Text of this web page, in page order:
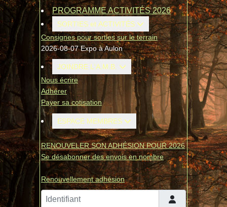
PROGRAMME ACTIVITÉS 2026
SORTIES et ACTIVITÉS
Consignes pour sorties sur le terrain
2026-08-07 Expo à Aulon
JOINDRE L'A.M.B.
Nous écrire
Adhérer
Payer sa cotisation
ESPACE MEMBRES
RENOUVELER SON ADHÉSION POUR 2026
Se désabonner des envois en nombre
Renouvellement adhésion
Identifiant